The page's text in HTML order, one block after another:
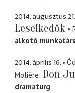
2014. augusztus 21.
Leselkedők
alkotó munkatárs
2014. április 16.
Molière Don
dramaturg